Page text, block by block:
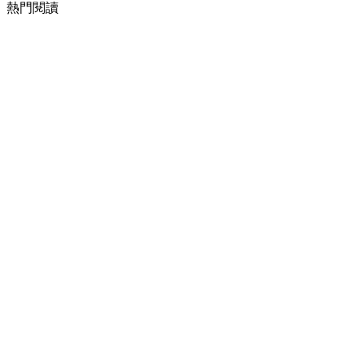
熱門閱讀